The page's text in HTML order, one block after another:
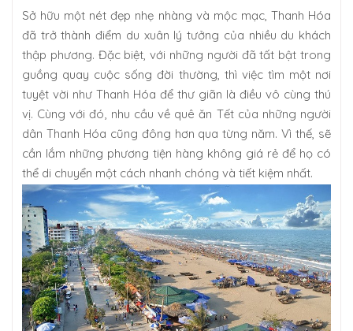
Sở hữu một nét đẹp nhẹ nhàng và mộc mạc, Thanh Hóa
đã trở thành điểm du xuân lý tưởng của nhiều du khách
thập phương. Đặc biệt, với những người đã tất bật trong
guồng quay cuộc sống đời thường, thì việc tìm một nơi
tuyệt vời như Thanh Hóa để thư giãn là điều vô cùng thú
vị. Cùng với đó, nhu cầu về quê ăn Tết của những người
dân Thanh Hóa cũng đông hơn qua từng năm. Vì thế, sẽ
cần lắm những phương tiện hàng không giá rẻ để họ có
thể di chuyển một cách nhanh chóng và tiết kiệm nhất.